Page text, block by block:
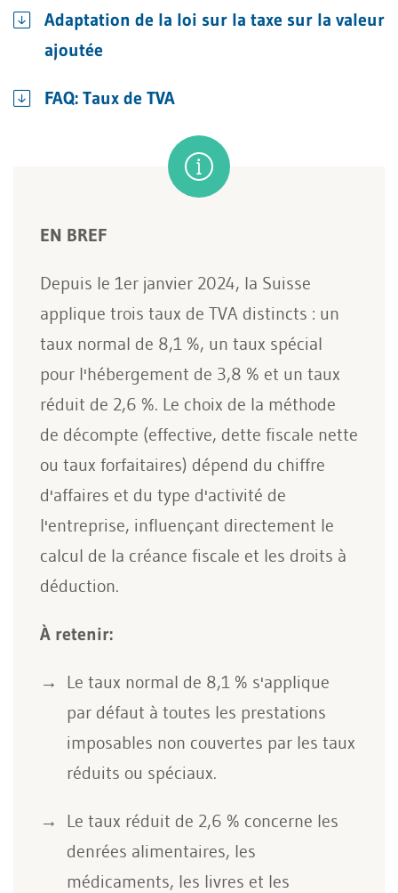
Adaptation de la loi sur la taxe sur la valeur
ajoutée
FAQ: Taux de TVA
EN BREF
Depuis le 1er janvier 2024, la Suisse
applique trois taux de TVA distincts : un
taux normal de 8,1 %, un taux spécial
pour l'hébergement de 3,8 % et un taux
réduit de 2,6 %. Le choix de la méthode
de décompte (effective, dette fiscale nette
ou taux forfaitaires) dépend du chiffre
d'affaires et du type d'activité de
l'entreprise, influençant directement le
calcul de la créance fiscale et les droits à
déduction.
À retenir:
Le taux normal de 8,1 % s'applique
par défaut à toutes les prestations
imposables non couvertes par les taux
réduits ou spéciaux.
Le taux réduit de 2,6 % concerne les
denrées alimentaires, les
médicaments, les livres et les